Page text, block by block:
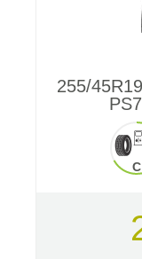
255/
C